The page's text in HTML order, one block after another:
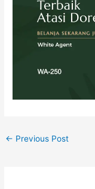
← Previous Post